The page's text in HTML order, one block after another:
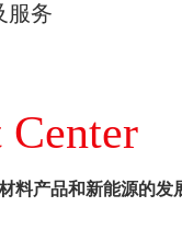
服务
Center
料产品和新能源的发